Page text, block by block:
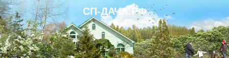
Регистрация СП-ДАЧА.РФ